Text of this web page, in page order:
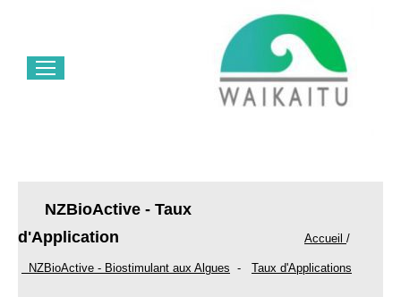
NZBioActive - Taux
d'Application
Accueil /
NZBioActive - Biostimulant aux Algues - Taux d'Applications